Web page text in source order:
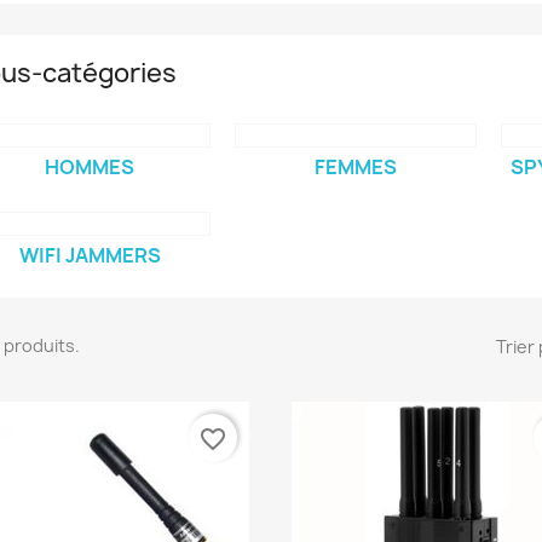
catégories
HOMMES FEMMES
WIFI JAMMERS
produits. Trier
favorite_border